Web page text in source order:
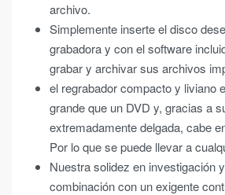
archivo.
Simplemente inserte el disco
grabadora y con el software
grabar y archivar sus archivos
el regrabador compacto y liviano
grande que un DVD y, gracias a
extremadamente delgada, cabe
Por lo que se puede llevar a
Nuestra solidez en investigación
combinación con un exigente